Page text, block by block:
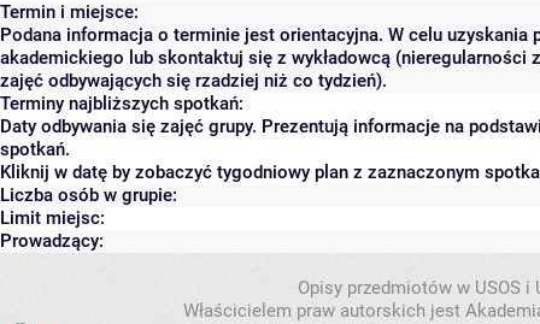
Termin i miejsce:
Podana informacja o terminie jest orientacyjna. W celu
akademickiego lub skontaktuj się z wykładowcą (nieregularności
zajęć odbywających się rzadziej niż co tydzień).
Terminy najbliższych spotkań:
Daty odbywania się zajęć grupy. Prezentują informacje na
spotkań.
Kliknij w datę by zobaczyć tygodniowy plan z zaznaczonym
Liczba osób w grupie:
Limit miejsc:
Prowadzący:
Opisy przedmiotów w USOS
Właścicielem praw autorskich jest